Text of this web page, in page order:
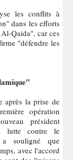
les conflits à
dans les efforts
Qaida", car ces
"défendre les
après la prise de
opération
président
lutte contre le
a souligné que
avec l'accord